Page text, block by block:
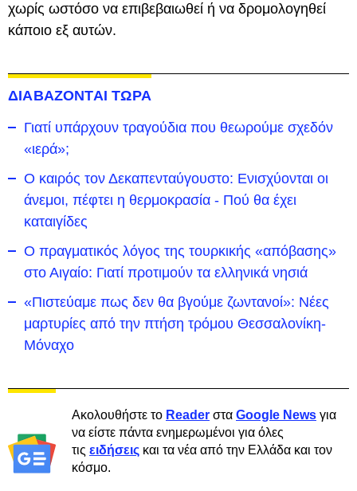
χωρίς ωστόσο να επιβεβαιωθεί ή να δρομολογηθεί
κάποιο εξ αυτών.
ΔΙΑΒΑΖΟΝΤΑΙ ΤΩΡΑ
Γιατί υπάρχουν τραγούδια που θεωρούμε σχεδόν
«ιερά»;
Ο καιρός τον Δεκαπενταύγουστο: Ενισχύονται οι
άνεμοι, πέφτει η θερμοκρασία - Πού θα έχει
καταιγίδες
Ο πραγματικός λόγος της τουρκικής «απόβασης»
στο Αιγαίο: Γιατί προτιμούν τα ελληνικά νησιά
«Πιστεύαμε πως δεν θα βγούμε ζωντανοί»: Νέες
μαρτυρίες από την πτήση τρόμου Θεσσαλονίκη-
Μόναχο
Ακολουθήστε το Reader στα Google News για
να είστε πάντα ενημερωμένοι για όλες
τις ειδήσεις και τα νέα από την Ελλάδα και τον
κόσμο.